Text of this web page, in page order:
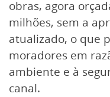
obras, agora
milhões, sem a
atualizado, o que
moradores em
ambiente e à
canal.